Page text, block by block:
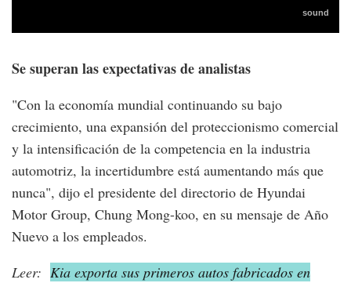
Se superan las expectativas de analistas
"Con la economía mundial continuando su bajo
crecimiento, una expansión del proteccionismo comercial
y la intensificación de la competencia en la industria
automotriz, la incertidumbre está aumentando más que
nunca", dijo el presidente del directorio de Hyundai
Motor Group, Chung Mong-koo, en su mensaje de Año
Nuevo a los empleados.
Leer: Kia exporta sus primeros autos fabricados en